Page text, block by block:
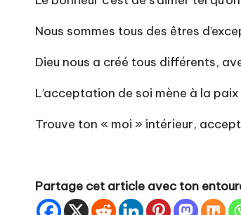
Nous sommes tous des êtres
Dieu nous a créé tous différents,
L’acceptation de soi mène à la
Trouve ton « moi » intérieur,
Partage cet article avec ton